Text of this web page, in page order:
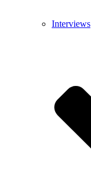
Interviews